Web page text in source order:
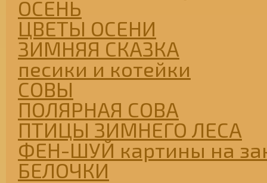
ОСЕНЬ
ЦВЕТЫ ОСЕНИ
ЗИМНЯЯ СКАЗКА
песики и котейки
СОВЫ
ПОЛЯРНАЯ СОВА
ПТИЦЫ ЗИМНЕГО ЛЕСА
ФЕН-ШУЙ картины на
БЕЛОЧКИ